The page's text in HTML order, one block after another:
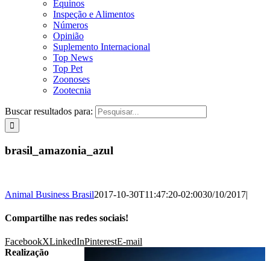
Equinos
Inspeção e Alimentos
Números
Opinião
Suplemento Internacional
Top News
Top Pet
Zoonoses
Zootecnia
Buscar resultados para:
brasil_amazonia_azul
Animal Business Brasil2017-10-30T11:47:20-02:0030/10/2017|
Compartilhe nas redes sociais!
FacebookXLinkedInPinterestE-mail
Realização